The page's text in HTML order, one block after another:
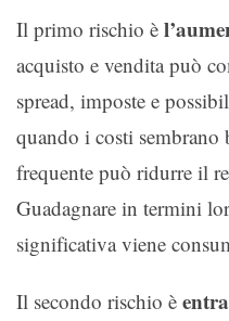
Il primo rischio è
acquisto e vendita può
spread, imposte e
quando i costi sembrano
frequente può ridurre il
Guadagnare in termini
significativa viene
Il secondo rischio è